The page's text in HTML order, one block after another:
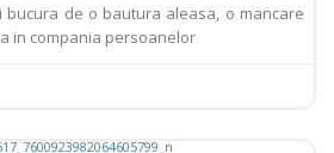
bucura de o bautura aleasa, o mancare
in compania persoanelor